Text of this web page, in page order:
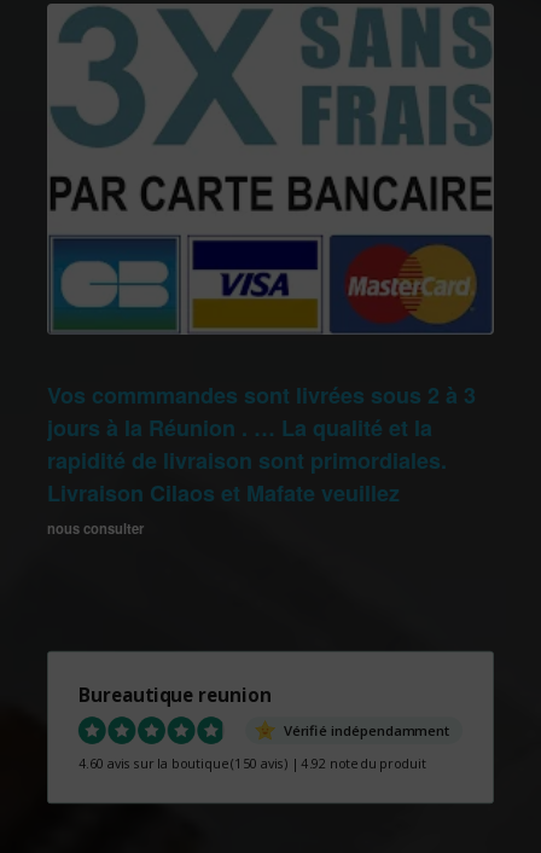
Vos commmandes sont livrées sous 2 à 3
jours à la Réunion . … La qualité et la
rapidité de livraison sont primordiales.
Livraison Cilaos et Mafate veuillez
nous consulter
Bureautique reunion
Vérifié indépendamment
4.60 avis sur la boutique(150 avis) |4.92 note du produit